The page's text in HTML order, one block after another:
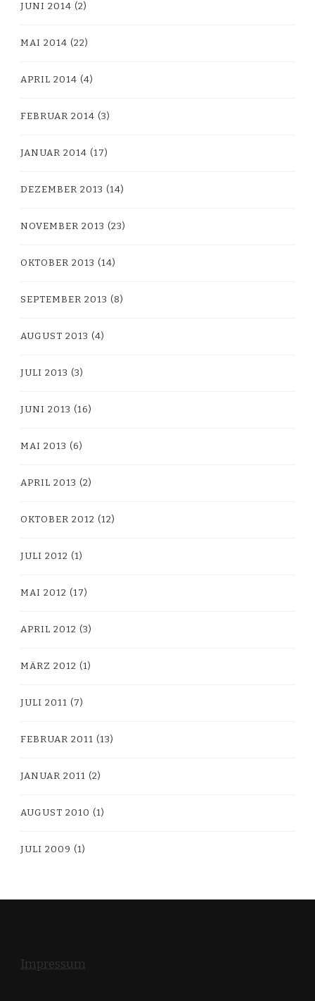
JUNI 2014 (2)
MAI 2014 (22)
APRIL 2014 (4)
FEBRUAR 2014 (3)
JANUAR 2014 (17)
DEZEMBER 2013 (14)
NOVEMBER 2013 (23)
OKTOBER 2013 (14)
SEPTEMBER 2013 (8)
AUGUST 2013 (4)
JULI 2013 (3)
JUNI 2013 (16)
MAI 2013 (6)
APRIL 2013 (2)
OKTOBER 2012 (12)
JULI 2012 (1)
MAI 2012 (17)
APRIL 2012 (3)
MÄRZ 2012 (1)
JULI 2011 (7)
FEBRUAR 2011 (13)
JANUAR 2011 (2)
AUGUST 2010 (1)
JULI 2009 (1)
Impressum